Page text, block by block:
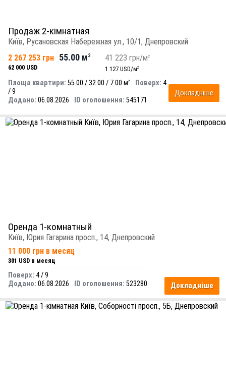
Продаж 2-кімнатная
Київ, Русановская Набережная ул., 10/1, Днепровский
2 267 253 грн
62 000 USD
55.00 м 2 41 223 грн/м2
1 127 USD/м2
Докладніше
Площа квартири: 55.00 / 32.00 / 7.00 м2 Поверх: 4
/ 9
Додано: 06.08.2026 ID оголошення: 545171
Оренда 1-комнатный
Київ, Юрия Гагарина просп., 14, Днепровский
11 000 грн в месяц
301 USD в месяц
Докладніше
Поверх: 4 / 9
Додано: 06.08.2026 ID оголошення: 523280